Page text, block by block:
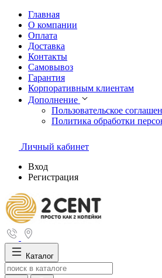
Главная
О компании
Оплата
Доставка
Контакты
Самовывоз
Гарантия
Корпоративным клиентам
Дополнение
Пользовательское
Политика обработки
Личный кабинет
Вход
Регистрация
Каталог